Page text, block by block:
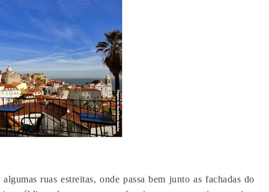
ruas estreitas, onde passa bem junto as fachadas do